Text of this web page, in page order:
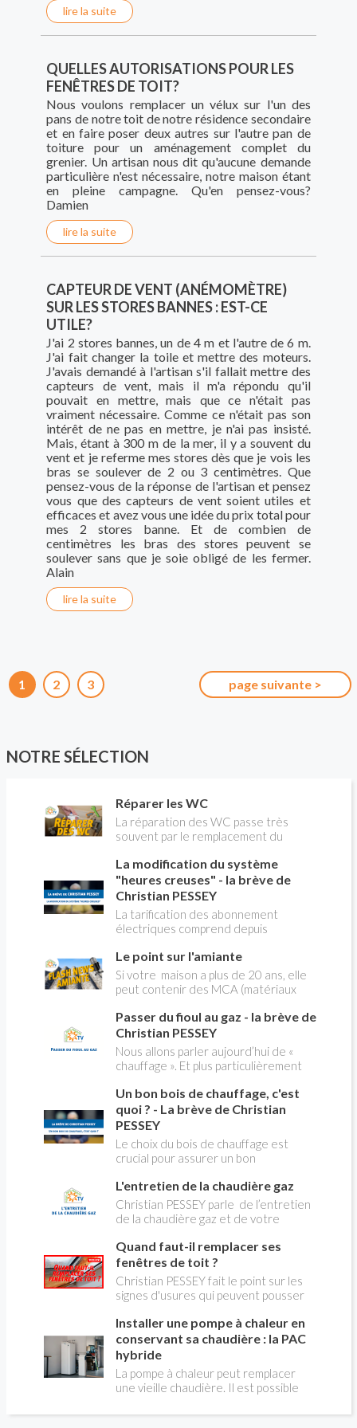
lire la suite
QUELLES AUTORISATIONS POUR LES
FENÊTRES DE TOIT?
Nous voulons remplacer un vélux sur l'un des
pans de notre toit de notre résidence secondaire
et en faire poser deux autres sur l'autre pan de
toiture pour un aménagement complet du
grenier. Un artisan nous dit qu'aucune demande
particulière n'est nécessaire, notre maison étant
en pleine campagne. Qu'en pensez-vous?
Damien
lire la suite
CAPTEUR DE VENT (ANÉMOMÈTRE)
SUR LES STORES BANNES : EST-CE
UTILE?
J'ai 2 stores bannes, un de 4 m et l'autre de 6 m.
J'ai fait changer la toile et mettre des moteurs.
J'avais demandé à l'artisan s'il fallait mettre des
capteurs de vent, mais il m'a répondu qu'il
pouvait en mettre, mais que ce n'était pas
vraiment nécessaire. Comme ce n'était pas son
intérêt de ne pas en mettre, je n'ai pas insisté.
Mais, étant à 300 m de la mer, il y a souvent du
vent et je referme mes stores dès que je vois les
bras se soulever de 2 ou 3 centimètres. Que
pensez-vous de la réponse de l'artisan et pensez
vous que des capteurs de vent soient utiles et
efficaces et avez vous une idée du prix total pour
mes 2 stores banne. Et de combien de
centimètres les bras des stores peuvent se
soulever sans que je soie obligé de les fermer.
Alain
lire la suite
1 2 3 page suivante >
NOTRE SÉLECTION
Réparer les WC
La réparation des WC passe très
souvent par le remplacement du
expliquer
La modification du système
"heures creuses" - la brève de
Christian PESSEY
La tarification des abonnement
électriques comprend depuis
pleines, heures creuses. Aujourd'hui
Christian PESSEY vous explique tout
ce qu'il faut savoir sur la nouvelle
modification du système "heures
creuses" qui concerne près de 15
millions de Français !
Le point sur l'amiante
Si votre maison a plus de 20 ans, elle
peut contenir des MCA (matériaux
panique, on fait le point dans notre
flash news n°3 spéciale Amiante et
ses dangers avec Christian Pessey
Passer du fioul au gaz - la brève de
Christian PESSEY
Nous allons parler aujourd’hui de «
chauffage ». Et plus particulièrement
aborder l’abandon du fioul au profit du
gaz.
Un bon bois de chauffage, c'est
quoi ? - La brève de Christian
PESSEY
Le choix du bois de chauffage est
crucial pour assurer un bon
l'impact environnemental. Mais
comment reconnaître un bois de
qualité ? Plusieurs critères entrent en
jeu : le type d'essence, le taux
d'humidité, la densité et la saison de
coupe.
L'entretien de la chaudière gaz
Christian PESSEY parle de l’entretien
de la chaudière gaz et de votre
avez un système par radiateurs ou un
plancher chauffant, qui sont alimentés
par une chaudière au gaz, vous devez
faire entretenir celle-ci une fois par
an, que vous soyez locataire ou
propriétaire occupant. C’est la même
chose pour un chauffe-bains au gaz.
C’est une obligation légale. Si vous ne
le faites pas, votre responsabilité
pourra être engagée en cas
d’accident, et vous ne serez pas
Quand faut-il remplacer ses
fenêtres de toit ?
Christian PESSEY fait le point sur les
signes d'usures qui peuvent pousser
toit. En remplaçant vos fenêtre de toit
vous ferez des économies de
chauffage et vous améliorerez le
confort des combles qui en sont
équipées.
Installer une pompe à chaleur en
conservant sa chaudière : la PAC
hybride
La pompe à chaleur peut remplacer
une vieille chaudière. Il est possible
l'énergie initialement utilisée (gaz ou